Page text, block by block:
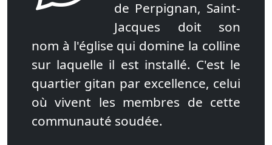
de Perpignan, Saint-
Jacques doit son
nom à l'église qui domine la colline
sur laquelle il est installé. C'est le
quartier gitan par excellence, celui
où vivent les membres de cette
communauté soudée.